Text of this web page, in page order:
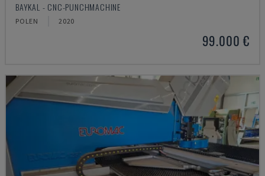
BAYKAL - CNC-PUNCHMACHINE
POLEN 2020
99.000 €